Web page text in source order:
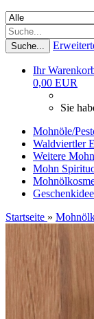
Suche...
Ihr
0,00 EUR
Sie
Mohnöle/
Waldviertler
Weitere
Mohn
Startseite »